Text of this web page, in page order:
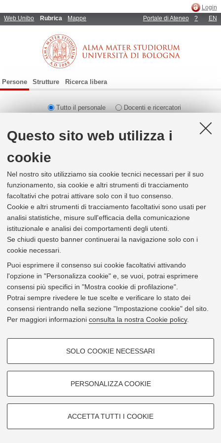
Questo sito web utilizza i
cookie
Nel nostro sito utilizziamo sia cookie tecnici necessari per il suo
funzionamento, sia cookie e altri strumenti di tracciamento
facoltativi che potrai attivare solo con il tuo consenso.
Cookie e altri strumenti di tracciamento facoltativi sono usati per
analisi statistiche, misure sull'efficacia della comunicazione
istituzionale e analisi dei comportamenti degli utenti.
Se chiudi questo banner continuerai la navigazione solo con i
cookie necessari.
Puoi esprimere il consenso sui cookie facoltativi attivando
l'opzione in "Personalizza cookie" e, se vuoi, potrai esprimere
consensi più specifici in "Mostra cookie di profilazione".
Potrai sempre rivedere le tue scelte e verificare lo stato dei
consensi rientrando nella sezione "Impostazione cookie" del sito.
Per maggiori informazioni consulta la nostra Cookie policy.
COOKIE DI PROFILAZIONE -
Si tratta di cookie utilizzati per analizzare le caratteristiche della
navigazione degli utenti, creare profili in base al loro comportamento sul
Mostra cookie di profilazione
COOKIE TECNICI - NECESSARI
SOLO COOKIE NECESSARI
PERSONALIZZA COOKIE
ACCETTA TUTTI I COOKIE
Web Unibo Rubrica Mappe
Login
Portale di Ateneo
? EN
Persone Strutture Ricerca libera
Tutto il personale
Docenti e ricercatori
risultati per 3652
La ricerca di3652non ha prodotto risultati.
verifica che nome e/o cognome siano stati digitati
correttamente
prova a digitare i dati della persona che cerchi all’interno di
Web Unibo